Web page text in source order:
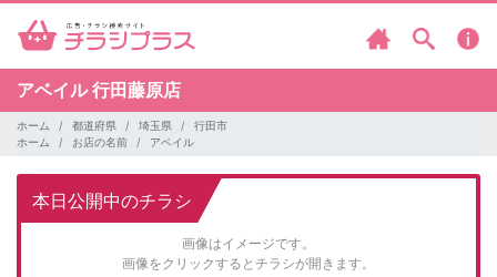
アベイル行田藤原店
ホーム 都道府県 埼玉県
行田市
ホーム
お店の名前 アベイル
本日公開中のチラシ
画像はイメージです。
画像をクリックするとチラシが開きます。